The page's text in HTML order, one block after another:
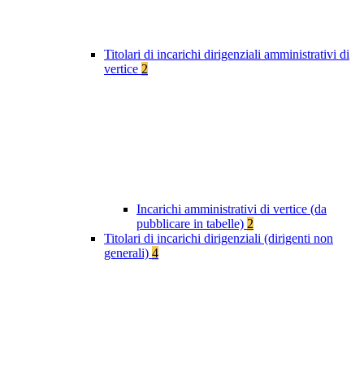
Titolari di incarichi dirigenziali amministrativi di
vertice 2
Incarichi amministrativi di vertice (da
pubblicare in tabelle) 2
Titolari di incarichi dirigenziali (dirigenti non
generali) 4